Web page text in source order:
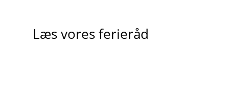
Læs vores ferieråd